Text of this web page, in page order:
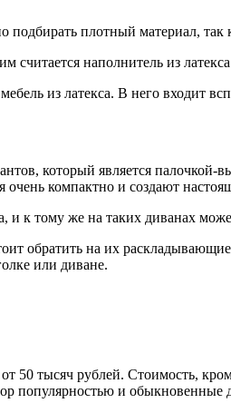
подбирать плотный материал,
наполнитель из
из латекса. В него входит
который является палочкой-
очень компактно и создают
и к тому же на таких диванах
обратить на их
или диване.
50 тысяч рублей. Стоимость,
популярностью и